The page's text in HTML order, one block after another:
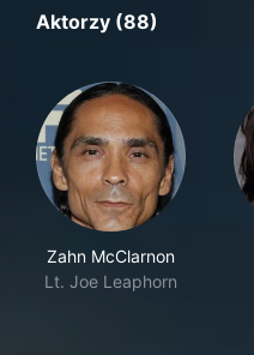
Aktorzy (88)
Zahn McClarnon
Lt. Joe Leaphorn